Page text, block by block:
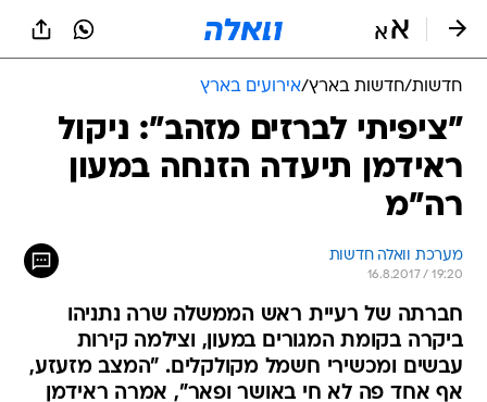
חדשות/חדשות בארץ/אירועים בארץ
"ציפיתי לברזים מזהב": ניקול
ראידמן תיעדה הזנחה במעון
רה"מ
מערכת וואלה חדשות
16.8.2017 / 19:20
חברתה של רעיית ראש הממשלה שרה נתניהו
ביקרה בקומת המגורים במעון, וצילמה קירות
עבשים ומכשירי חשמל מקולקלים. "המצב מזעזע,
אף אחד פה לא חי באושר ופאר", אמרה ראידמן